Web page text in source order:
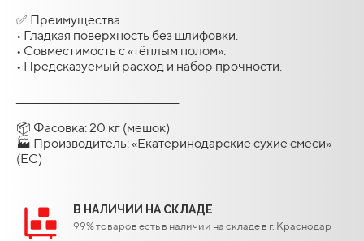
✅ Преимущества
• Гладкая поверхность без шлифовки.
• Совместимость с «тёплым полом».
• Предсказуемый расход и набор прочности.
📦 Фасовка: 20 кг (мешок)
🏭 Производитель: «Екатеринодарские сухие смеси»
(EC)
В НАЛИЧИИ НА СКЛАДЕ
99% товаров есть в наличии на складе в г. Краснодар